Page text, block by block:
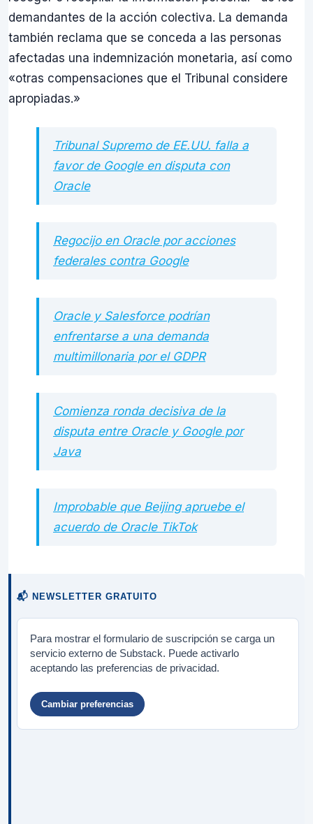
demandantes de la acción colectiva. La demanda
también reclama que se conceda a las personas
afectadas una indemnización monetaria, así como
«otras compensaciones que el Tribunal considere
apropiadas.»
Tribunal Supremo de EE.UU. falla a
favor de Google en disputa con
Oracle
Regocijo en Oracle por acciones
federales contra Google
Oracle y Salesforce podrían
enfrentarse a una demanda
multimillonaria por el GDPR
Comienza ronda decisiva de la
disputa entre Oracle y Google por
Java
Improbable que Beijing apruebe el
acuerdo de Oracle TikTok
📬 NEWSLETTER GRATUITO
Para mostrar el formulario de suscripción se carga un
servicio externo de Substack. Puede activarlo
aceptando las preferencias de privacidad.
Cambiar preferencias